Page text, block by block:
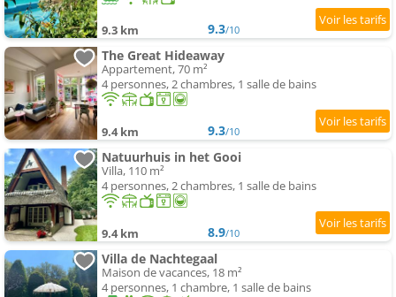
9.3 km 9.3/10
The Great Hideaway
Appartement, 70 m²
4 personnes, 2 chambres, 1 salle de bains
9.4 km 9.3/10
Natuurhuis in het Gooi
Villa, 110 m²
4 personnes, 2 chambres, 1 salle de bains
9.4 km 8.9/10
Villa de Nachtegaal
Maison de vacances, 18 m²
4 personnes, 1 chambre, 1 salle de bains